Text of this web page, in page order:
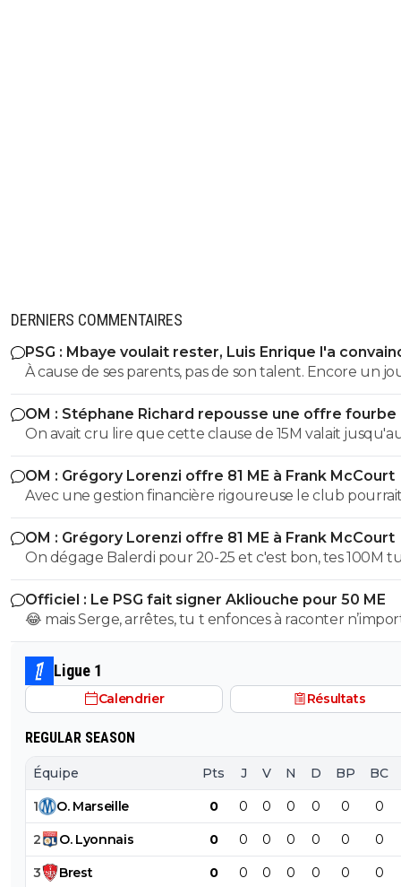
DERNIERS COMMENTAIRES
PSG : Mbaye voulait rester, Luis Enrique l'a
À cause de ses parents, pas de son talent. Encore un
avec entourage nocif.
OM : Stéphane Richard repousse une offre fourbe
Aguerd
On avait cru lire que cette clause de 15M valait
juillet. ?
OM : Grégory Lorenzi offre 81 ME à Frank McCourt
Avec une gestion financière rigoureuse le club
envisager une capitalisation supérieure au 1,2 milliards
comme base de négociation avec l’Arabie Saoudite!
OM : Grégory Lorenzi offre 81 ME à Frank McCourt
On dégage Balerdi pour 20-25 et c'est bon, tes 100M tu les
as. Faut quand-même virer kondogbia avec sa charrette et
ses 500K mensuels, ça ne sera pas une perte.. Du coup, on
pourra garder Aguerd, Hojberg weah, Emerson, Paixao et
Gouiri, ce qui fait 1 joueur expérimenté par poste. Si Lorenzi
nous fait un recrutement malin , on pourrait faire une
potable.
Officiel : Le PSG fait signer Akliouche pour 50 ME
😂 mais Serge, arrêtes, tu t enfonces à raconter
quoi, tu supposes de la merde, ça fait un peu plus de 2
que Paris suit akliouche et c est pour ça qu il ne
Paris après Monaco. Paris le prend cet été car il était
trop cher l été dernier, qu une place s est libérée avec
avec des stats de plus de 20 passes et plus de 10 buts
matchs, sans parler de sa dernière campagne de ldc
plutôt très bien joué.
Ligue 1
Calendrier Résultats
REGULAR SEASON
Équipe Pts J V N D BP BC
1 O. Marseille 0 0 0 0 0 0 0
2 O. Lyonnais 0 0 0 0 0 0 0
3 Brest 0 0 0 0 0 0 0